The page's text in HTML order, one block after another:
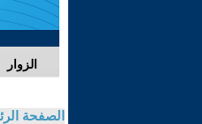
الزوار
الصفحة